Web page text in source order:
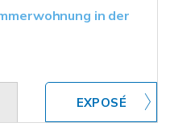
in der